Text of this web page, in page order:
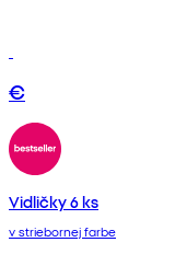
€
Vidličky 6 ks
v striebornej farbe